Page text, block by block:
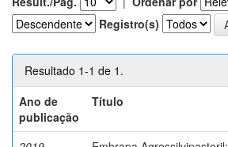
Registro(s)
Resultado 1-1 de 1.
Ano de
publicação
Título